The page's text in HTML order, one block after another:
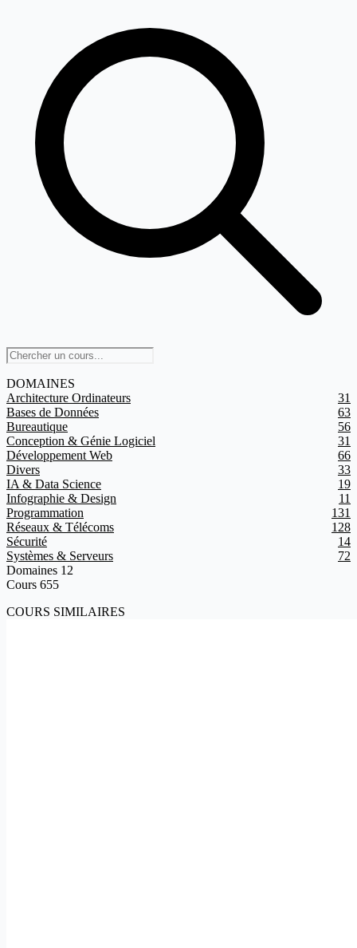
DOMAINES
Architecture Ordinateurs
31
Bases de Données
63
Bureautique
56
Conception & Génie Logiciel
31
Développement Web
66
Divers
33
IA & Data Science
19
Infographie & Design
11
Programmation
131
Réseaux & Télécoms
128
Sécurité
14
Systèmes & Serveurs
72
Domaines 12
Cours 655
COURS SIMILAIRES